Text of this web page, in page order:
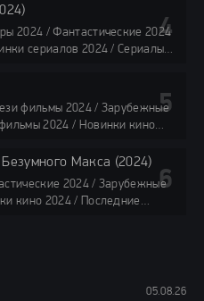
Studio / Смотреть фильмы
2024 / Фантастические 2024
сериалов 2024 / Сериалы
/ Сериалы в озвучке
фильмы онлайн
фильмы 2024 / Зарубежные
2024 / Новинки кино
фильмы / Смотреть
Макса (2024)
2024 / Зарубежные
кино 2024 / Последние
05.08.26